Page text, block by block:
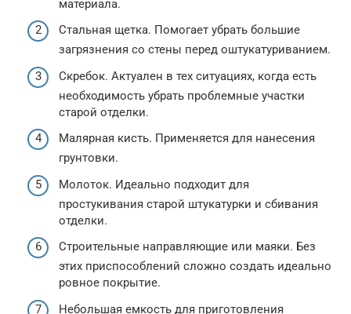
материала.
Стальная щетка. Помогает убрать большие
загрязнения со стены перед оштукатуриванием.
Скребок. Актуален в тех ситуациях, когда есть
необходимость убрать проблемные участки
старой отделки.
Малярная кисть. Применяется для нанесения
грунтовки.
Молоток. Идеально подходит для
простукивания старой штукатурки и сбивания
отделки.
Строительные направляющие или маяки. Без
этих приспособлений сложно создать идеально
ровное покрытие.
Небольшая емкость для приготовления